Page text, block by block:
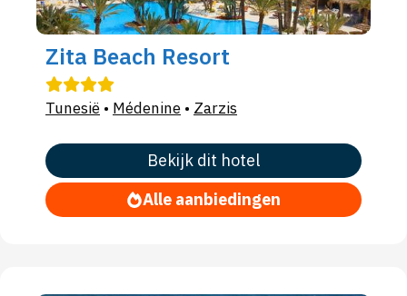
Zita Beach Resort
Tunesië • Médenine • Zarzis
Bekijk dit hotel
Alle aanbiedingen